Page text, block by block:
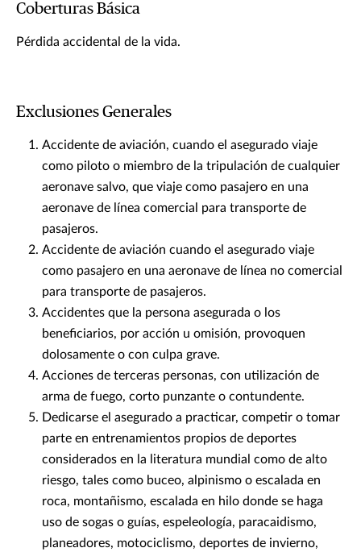
Coberturas Básica
Pérdida accidental de la vida.
Exclusiones Generales
Accidente de aviación, cuando el asegurado viaje
como piloto o miembro de la tripulación de cualquier
aeronave salvo, que viaje como pasajero en una
aeronave de línea comercial para transporte de
pasajeros.
Accidente de aviación cuando el asegurado viaje
como pasajero en una aeronave de línea no comercial
para transporte de pasajeros.
Accidentes que la persona asegurada o los
beneficiarios, por acción u omisión, provoquen
dolosamente o con culpa grave.
Acciones de terceras personas, con utilización de
arma de fuego, corto punzante o contundente.
Dedicarse el asegurado a practicar, competir o tomar
parte en entrenamientos propios de deportes
considerados en la literatura mundial como de alto
riesgo, tales como buceo, alpinismo o escalada en
roca, montañismo, escalada en hilo donde se haga
uso de sogas o guías, espeleología, paracaidismo,
planeadores, motociclismo, deportes de invierno,